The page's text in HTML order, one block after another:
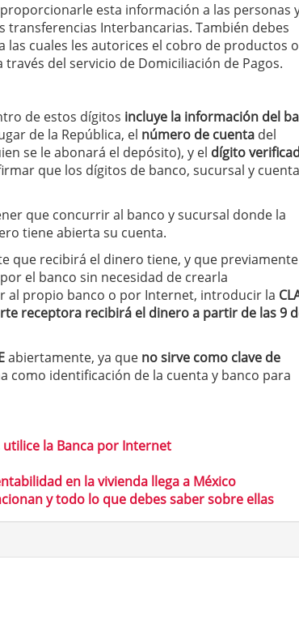
esta información a las personas
transferencias Interbancarias. También debes
las cuales les autorices el cobro de productos o
del servicio de Domiciliación de Pagos.
de estos dígitos incluye la información del
de la República, el número de cuenta del
se le abonará el depósito), y el dígito
que los dígitos de banco, sucursal y cuenta
que concurrir al banco y sucursal donde la
tiene abierta su cuenta.
que recibirá el dinero tiene, y que
el banco sin necesidad de crearla
al propio banco o por Internet, introducir la
receptora recibirá el dinero a partir de las 9
abiertamente, ya que no sirve como clave de
como identificación de la cuenta y banco para
la Banca por Internet
en la vivienda llega a México
y todo lo que debes saber sobre ellas